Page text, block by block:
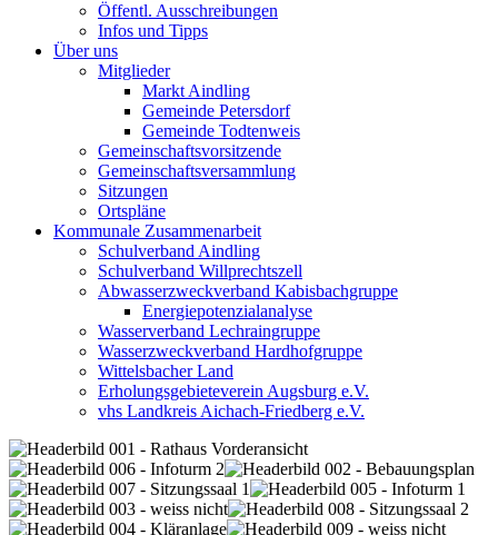
Öffentl. Ausschreibungen
Infos und Tipps
Über uns
Mitglieder
Markt Aindling
Gemeinde Petersdorf
Gemeinde Todtenweis
Gemeinschaftsvorsitzende
Gemeinschaftsversammlung
Sitzungen
Ortspläne
Kommunale Zusammenarbeit
Schulverband Aindling
Schulverband Willprechtszell
Abwasserzweckverband Kabisbachgruppe
Energiepotenzialanalyse
Wasserverband Lechraingruppe
Wasserzweckverband Hardhofgruppe
Wittelsbacher Land
Erholungsgebieteverein Augsburg e.V.
vhs Landkreis Aichach-Friedberg e.V.